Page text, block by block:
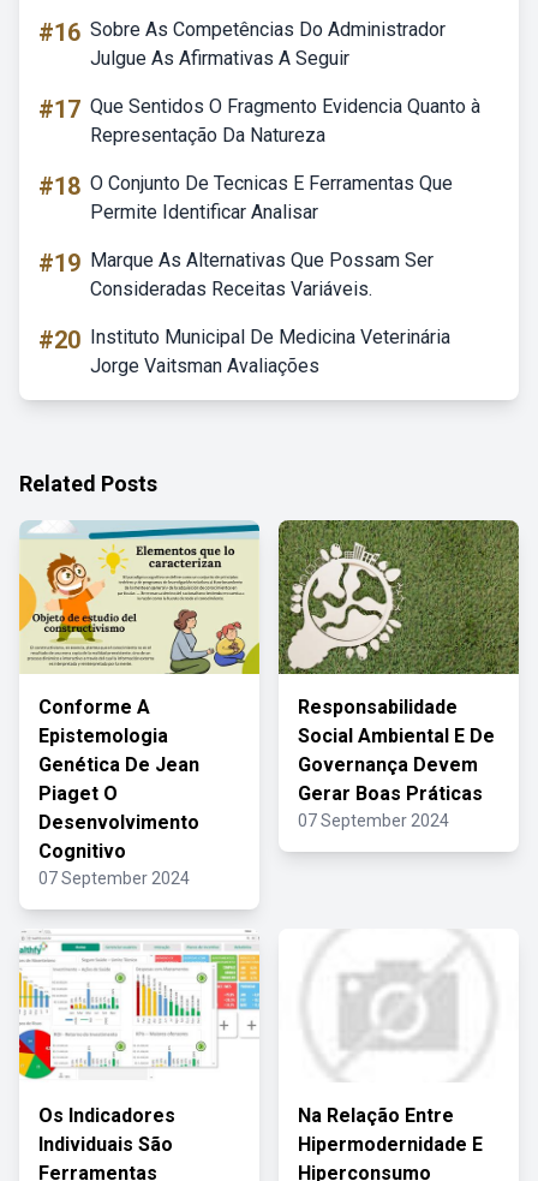
#16 Sobre As Competências Do Administrador
Julgue As Afirmativas A Seguir
#17 Que Sentidos O Fragmento Evidencia Quanto à
Representação Da Natureza
#18 O Conjunto De Tecnicas E Ferramentas Que
Permite Identificar Analisar
#19 Marque As Alternativas Que Possam Ser
Consideradas Receitas Variáveis.
#20 Instituto Municipal De Medicina Veterinária
Jorge Vaitsman Avaliações
Related Posts
Conforme A
Epistemologia
Genética De Jean
Piaget O
Desenvolvimento
Cognitivo
07 September 2024
Responsabilidade
Social Ambiental E De
Governança Devem
Gerar Boas Práticas
07 September 2024
Os Indicadores
Individuais São
Ferramentas
Na Relação Entre
Hipermodernidade E
Hiperconsumo